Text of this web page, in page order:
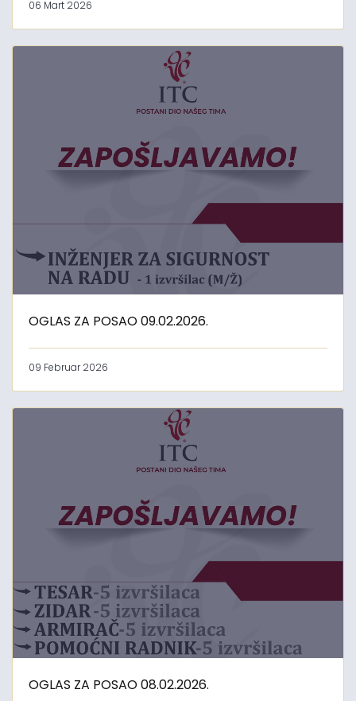
06 Mart 2026
OGLAS ZA POSAO 09.02.2026.
09 Februar 2026
OGLAS ZA POSAO 08.02.2026.